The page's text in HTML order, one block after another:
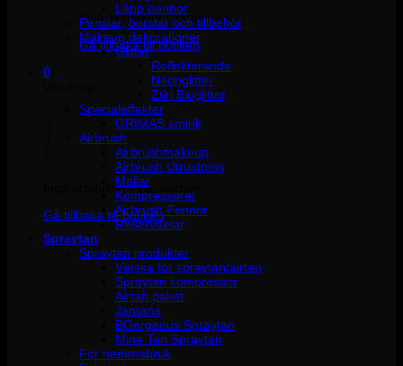
Inga produkter i varukorgen.
Gå tillbaka till butiken
0
Inga produkter i varukorgen.
Gå tillbaka till butiken
Läpp pennor
Penslar, borstar och tillbehör
Makeup dekorationer
Glitter
Reflekterande
Neonglitter
Ztirl Bioglitter
Specialeffekter
GRIMAS smink
Airbrush
Airbrushmakeup
Airbrush Utrustning
Mallar
Kompressorer
Airbrush Pennor
Reservdelar
Spraytan
Spraytan produkter
Vätska för spraytan/airtan
Spraytan kompressor
Airtan paket
Jantana
BGorgeous Spraytan
Mine Tan Spraytan
För hemmabruk